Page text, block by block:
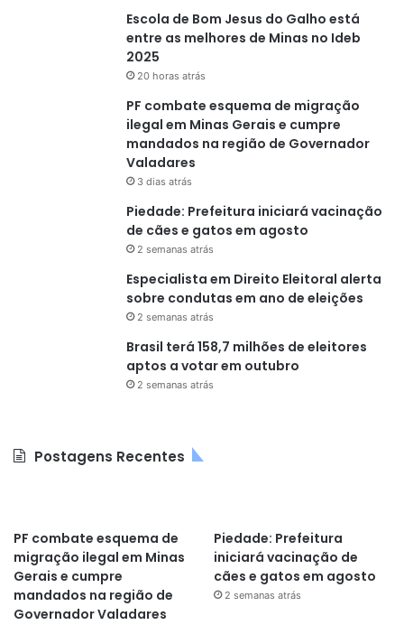
Escola de Bom Jesus do Galho está
entre as melhores de Minas no Ideb
2025
20 horas atrás
PF combate esquema de migração
ilegal em Minas Gerais e cumpre
mandados na região de Governador
Valadares
3 dias atrás
Piedade: Prefeitura iniciará vacinação
de cães e gatos em agosto
2 semanas atrás
Especialista em Direito Eleitoral alerta
sobre condutas em ano de eleições
2 semanas atrás
Brasil terá 158,7 milhões de eleitores
aptos a votar em outubro
2 semanas atrás
Postagens Recentes
PF combate esquema de
migração ilegal em Minas
Gerais e cumpre
mandados na região de
Governador Valadares
Piedade: Prefeitura
iniciará vacinação de
cães e gatos em agosto
2 semanas atrás